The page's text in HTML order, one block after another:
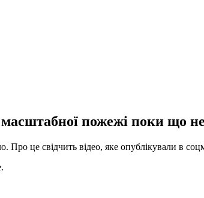
пожежі поки що
це свідчить відео, яке опублікували в